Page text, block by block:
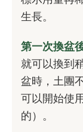
生長。
第一次換盆
就可以換到
盆時，土團
可以開始使
的）。